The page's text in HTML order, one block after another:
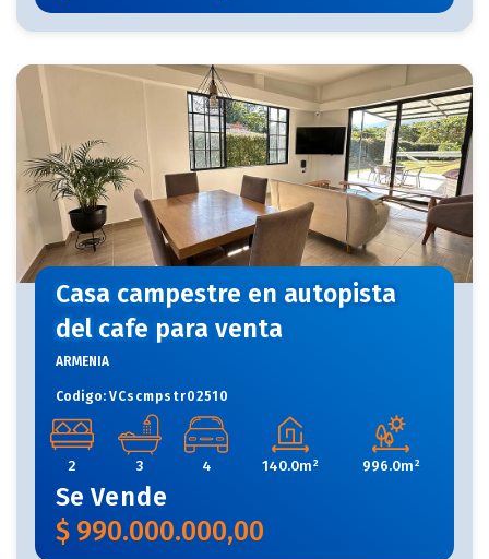
Casa campestre en autopista
del cafe para venta
ARMENIA
Codigo: VCscmpstr02510
2 3 4 140.0m² 996.0m²
Se Vende
$ 990.000.000,00